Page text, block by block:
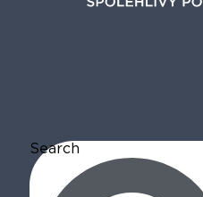
Search